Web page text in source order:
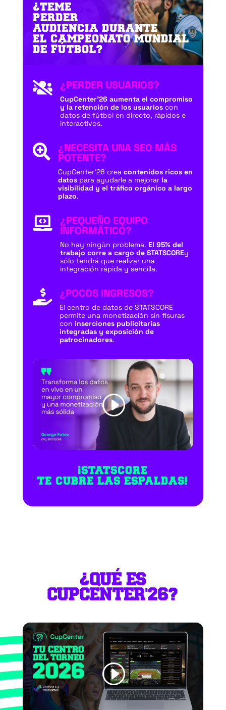
¿TEME
PERDER
AUDIENCIA DURANTE
EL CAMPEONATO MUNDIAL
DE FÚTBOL?
 ¿PERDER USUARIOS?
CupCenter’26 aumenta el compromiso
y la retención de los usuarioscon
datos de fútbol en directo, rápidos e
interactivos.
 ¿NECESITA UNA SEO MÁS
POTENTE?
CupCenter’26 crea contenidos ricos en
datospara ayudarle a mejorar la
visibilidad y el tráfico orgánico a largo
plazo.
 ¿PEQUEÑO EQUIPO
INFORMÁTICO?
No hay ningún problema. El 95% del
trabajo corre a cargo de STATSCOREy
sólo tendrá que realizar una
integración rápida y sencilla.
 ¿POCOS INGRESOS?
El centro de datos de STATSCORE
permite una monetización sin fisuras
con inserciones publicitarias
integradas y exposición de
patrocinadores.
¡STATSCORE
TE CUBRE LAS ESPALDAS!
¿QUÉ ES
CUPCENTER'26?